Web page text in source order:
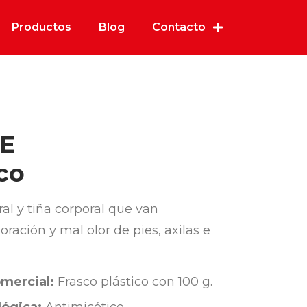
Productos Blog Contacto
y tiña corporal que van
y mal olor de pies, axilas e
Frasco plástico con 100 g.